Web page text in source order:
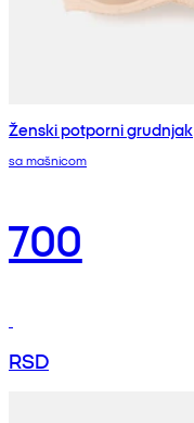
Ženski potporni grudnjak
sa mašnicom
700
RSD